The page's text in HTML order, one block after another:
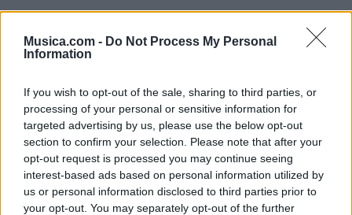
Musica.com - Do Not Process My Personal
Information
If you wish to opt-out of the sale, sharing to third parties, or
processing of your personal or sensitive information for
targeted advertising by us, please use the below opt-out
section to confirm your selection. Please note that after your
opt-out request is processed you may continue seeing
interest-based ads based on personal information utilized by
us or personal information disclosed to third parties prior to
your opt-out. You may separately opt-out of the further